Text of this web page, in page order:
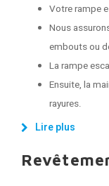
Votre rampe
Nous
embouts ou
La rampe
Ensuite, la
rayures.
Lire plus